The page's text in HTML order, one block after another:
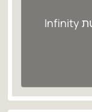
הירגע באלגנטיות ושלווה בסוויטת Infinity